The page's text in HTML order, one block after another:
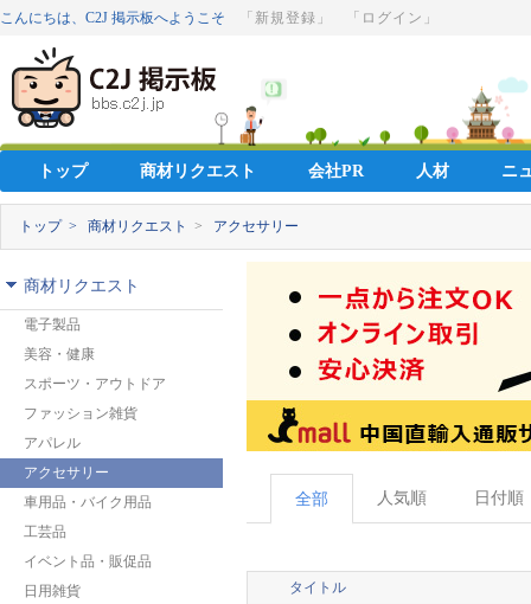
こんにちは、C2J 掲示板へようこそ 「新規登録」 「ログイン」
トップ 商材リクエスト 会社PR 人材 ニ
トップ > 商材リクエスト > アクセサリー
商材リクエスト
電子製品
美容・健康
スポーツ・アウトドア
ファッション雑貨
アパレル
アクセサリー
車用品・バイク用品
工芸品
イベント品・販促品
日用雑貨
全部 人気順 日付順
タイトル